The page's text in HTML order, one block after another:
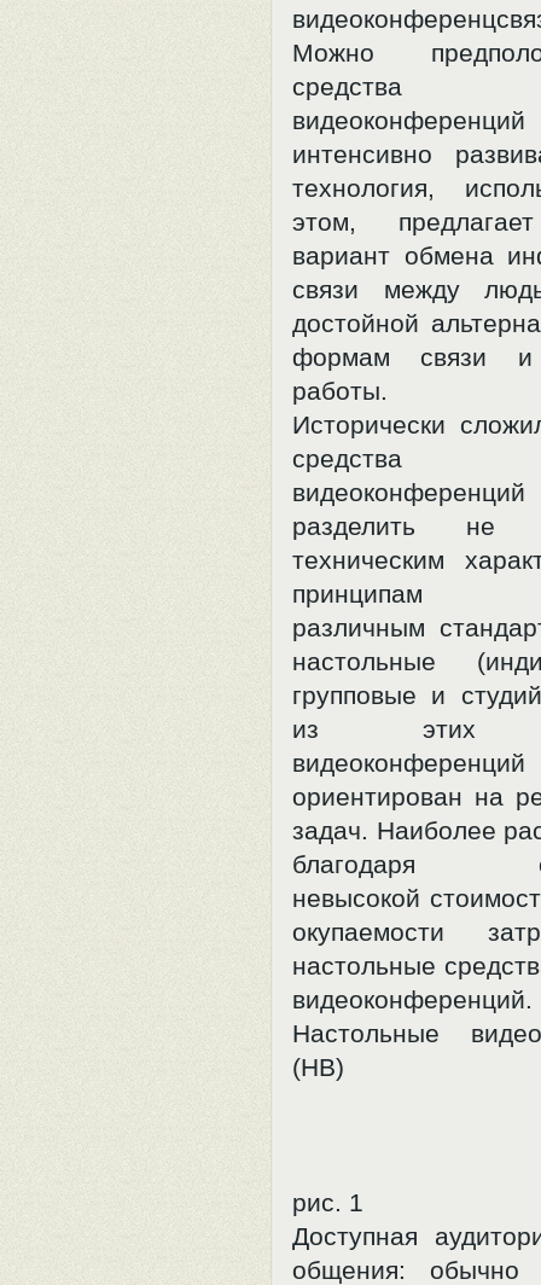
Можно
средства
интенсивно
технология,
этом,
вариант обмена
связи между
достойной
формам связи и
работы.
Исторически
средства
разделить не
техническим
принципам
различным
настольные
групповые и
из этих
ориентирован на
задач. Наиболее
благодаря
невысокой
окупаемости
настольные
видеоконференций.
Настольные
(НВ)
рис. 1
Доступная
общения: обычно